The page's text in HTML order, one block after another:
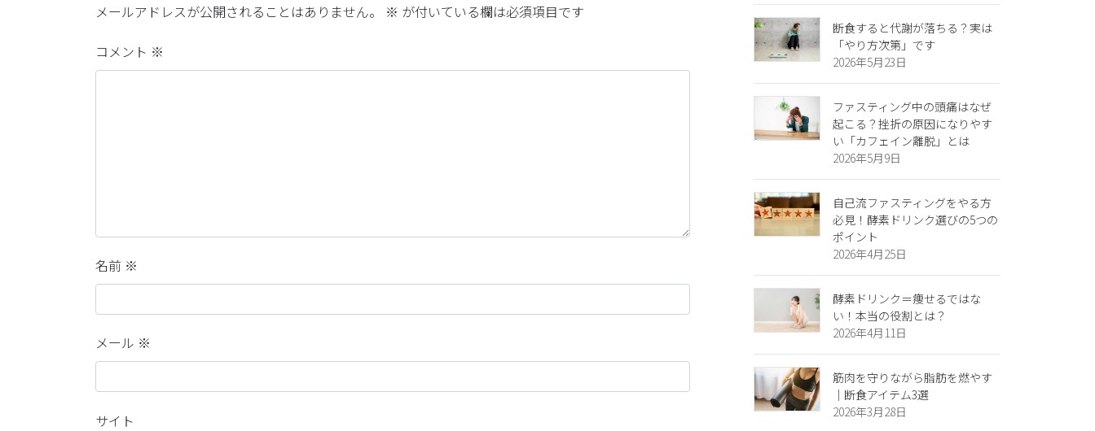
メールアドレスが公開されることはありません。 ※ が付いている欄は必須項目です
コメント ※
名前 ※
メール ※
サイト
断食すると代謝が落ちる？実は
「やり方次第」です
2026年5月23日
ファスティング中の頭痛はなぜ
起こる？挫折の原因になりやす
い「カフェイン離脱」とは
2026年5月9日
自己流ファスティングをやる方
必見！酵素ドリンク選びの5つの
ポイント
2026年4月25日
酵素ドリンク＝痩せるではな
い！本当の役割とは？
2026年4月11日
筋肉を守りながら脂肪を燃やす
｜断食アイテム3選
2026年3月28日